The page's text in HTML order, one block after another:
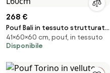
268 €
Pouf Bali in tessuto strutturato
gambe oro - L60cm
41×60×60 cm, pouf, in tessuto
Disponibile